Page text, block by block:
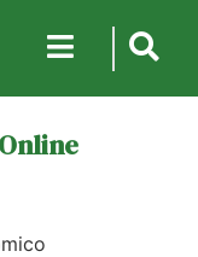
Online